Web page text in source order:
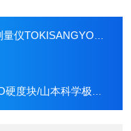
东机粘度计
山本科学极小维氏硬度计